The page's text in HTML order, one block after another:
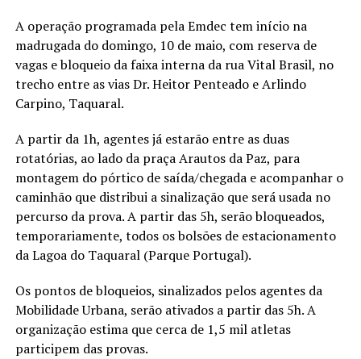
A operação programada pela Emdec tem início na
madrugada do domingo, 10 de maio, com reserva de
vagas e bloqueio da faixa interna da rua Vital Brasil, no
trecho entre as vias Dr. Heitor Penteado e Arlindo
Carpino, Taquaral.
A partir da 1h, agentes já estarão entre as duas
rotatórias, ao lado da praça Arautos da Paz, para
montagem do pórtico de saída/chegada e acompanhar o
caminhão que distribui a sinalização que será usada no
percurso da prova. A partir das 5h, serão bloqueados,
temporariamente, todos os bolsões de estacionamento
da Lagoa do Taquaral (Parque Portugal).
Os pontos de bloqueios, sinalizados pelos agentes da
Mobilidade Urbana, serão ativados a partir das 5h. A
organização estima que cerca de 1,5 mil atletas
participem das provas.